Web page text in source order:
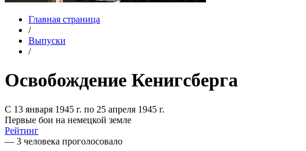
Главная страница
/
Выпуски
/
Освобождение Кенигсберга
С 13 января 1945 г. по 25 апреля 1945 г.
Первые бои на немецкой земле
Рейтинг
— 3 человека проголосовало